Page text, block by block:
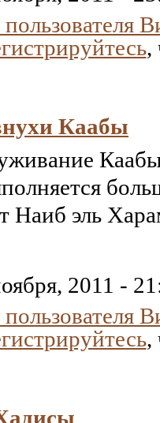
пользователя
,
Каабы
Наиб эль
2011 -
пользователя
,